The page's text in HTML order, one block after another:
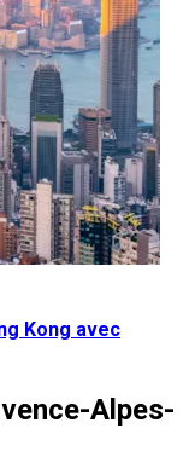
Kong avec
Alpes-